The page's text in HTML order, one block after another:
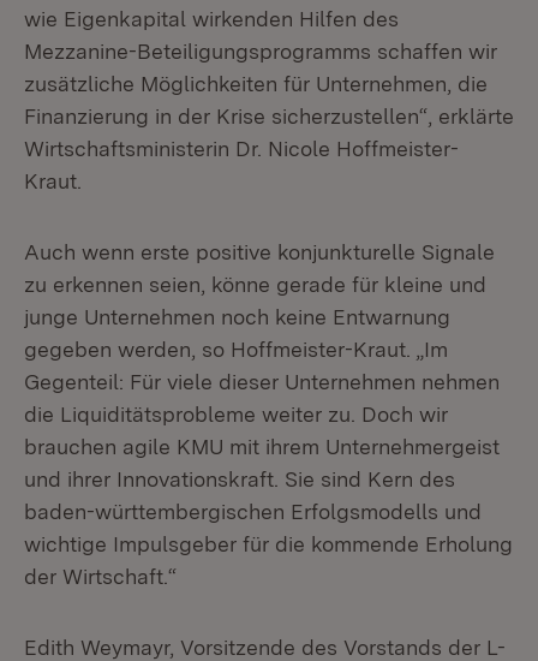
wie Eigenkapital wirkenden Hilfen des
Mezzanine-Beteiligungsprogramms schaffen wir
zusätzliche Möglichkeiten für Unternehmen, die
Finanzierung in der Krise sicherzustellen“, erklärte
Wirtschaftsministerin Dr. Nicole Hoffmeister-
Kraut.
Auch wenn erste positive konjunkturelle Signale
zu erkennen seien, könne gerade für kleine und
junge Unternehmen noch keine Entwarnung
gegeben werden, so Hoffmeister-Kraut. „Im
Gegenteil: Für viele dieser Unternehmen nehmen
die Liquiditätsprobleme weiter zu. Doch wir
brauchen agile KMU mit ihrem Unternehmergeist
und ihrer Innovationskraft. Sie sind Kern des
baden-württembergischen Erfolgsmodells und
wichtige Impulsgeber für die kommende Erholung
der Wirtschaft.“
Edith Weymayr, Vorsitzende des Vorstands der L-